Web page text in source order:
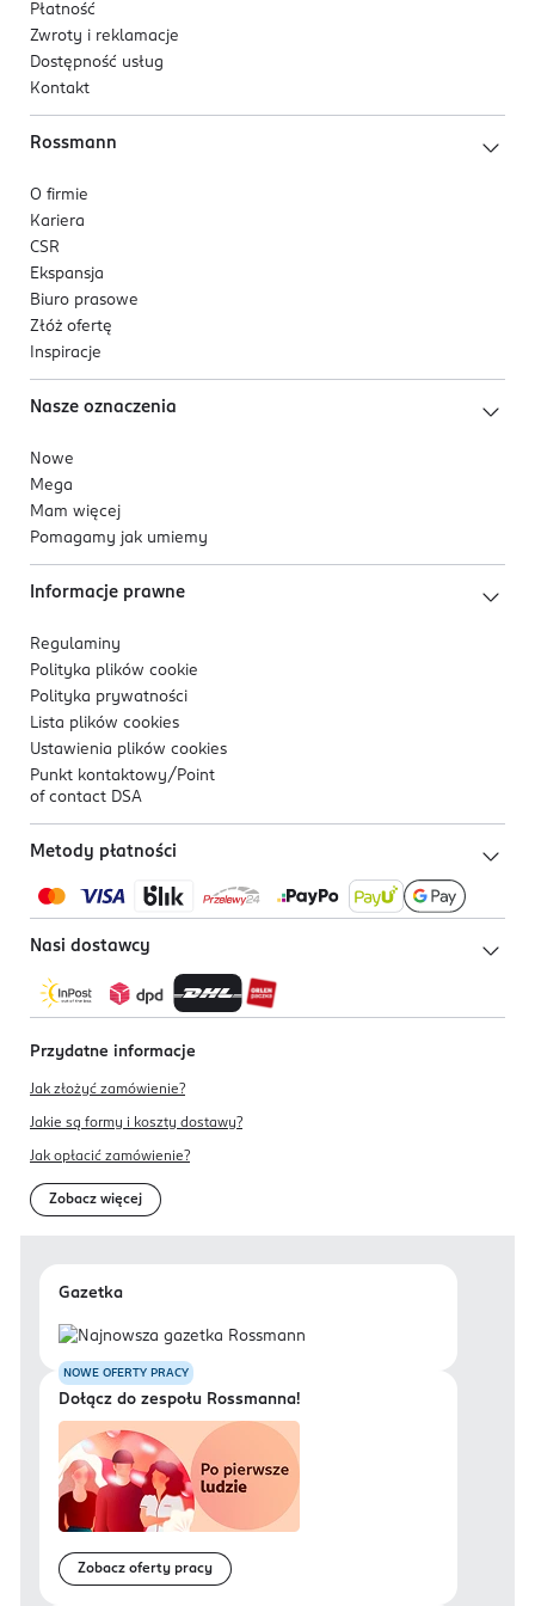
Płatność
Zwroty i reklamacje
Dostępność usług
Kontakt
Rossmann
O firmie
Kariera
CSR
Ekspansja
Biuro prasowe
Złóż ofertę
Inspiracje
Nasze oznaczenia
Nowe
Mega
Mam więcej
Pomagamy jak umiemy
Informacje prawne
Regulaminy
Polityka plików cookie
Polityka prywatności
Lista plików cookies
Ustawienia plików cookies
Punkt kontaktowy/ Point
of contact DSA
Metody płatności
Nasi dostawcy
Przydatne informacje
Jak złożyć zamówienie?
Jakie są formy i koszty dostawy?
Jak opłacić zamówienie?
Zobacz więcej
Gazetka
NOWE OFERTY PRACY
Dołącz do zespołu Rossmanna!
Zobacz oferty pracy